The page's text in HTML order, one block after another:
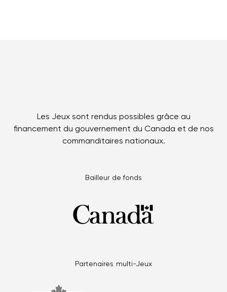
Les Jeux sont rendus possibles grâce au
financement du gouvernement du Canada et de nos
commanditaires nationaux.
Bailleur de fonds
Partenaires multi-Jeux